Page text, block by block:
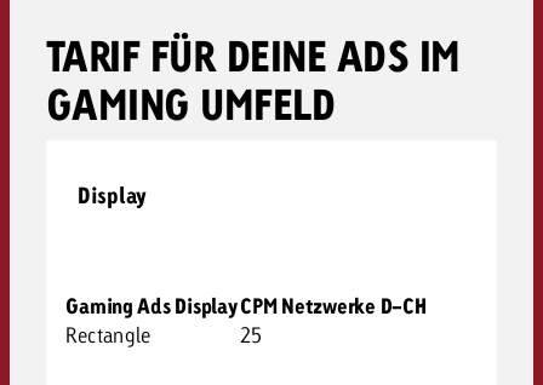
TARIF FÜR DEINE ADS IM
GAMING UMFELD
Display
Gaming Ads DisplayCPM Netzwerke D-CH
Rectangle 25